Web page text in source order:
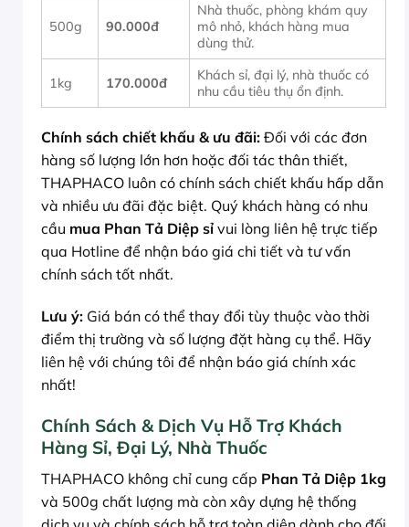
500g 90.000đ
Nhà thuốc, phòng khám quy
mô nhỏ, khách hàng mua
dùng thử.
1kg 170.000đ
Khách sỉ, đại lý, nhà thuốc có
nhu cầu tiêu thụ ổn định.
Chính sách chiết khấu & ưu đãi: Đối với các đơn
hàng số lượng lớn hơn hoặc đối tác thân thiết,
THAPHACO luôn có chính sách chiết khấu hấp dẫn
và nhiều ưu đãi đặc biệt. Quý khách hàng có nhu
cầu mua Phan Tả Diệp sỉ vui lòng liên hệ trực tiếp
qua Hotline để nhận báo giá chi tiết và tư vấn
chính sách tốt nhất.
Lưu ý: Giá bán có thể thay đổi tùy thuộc vào thời
điểm thị trường và số lượng đặt hàng cụ thể. Hãy
liên hệ với chúng tôi để nhận báo giá chính xác
nhất!
Chính Sách & Dịch Vụ Hỗ Trợ Khách
Hàng Sỉ, Đại Lý, Nhà Thuốc
THAPHACO không chỉ cung cấp Phan Tả Diệp 1kg
và 500g chất lượng mà còn xây dựng hệ thống